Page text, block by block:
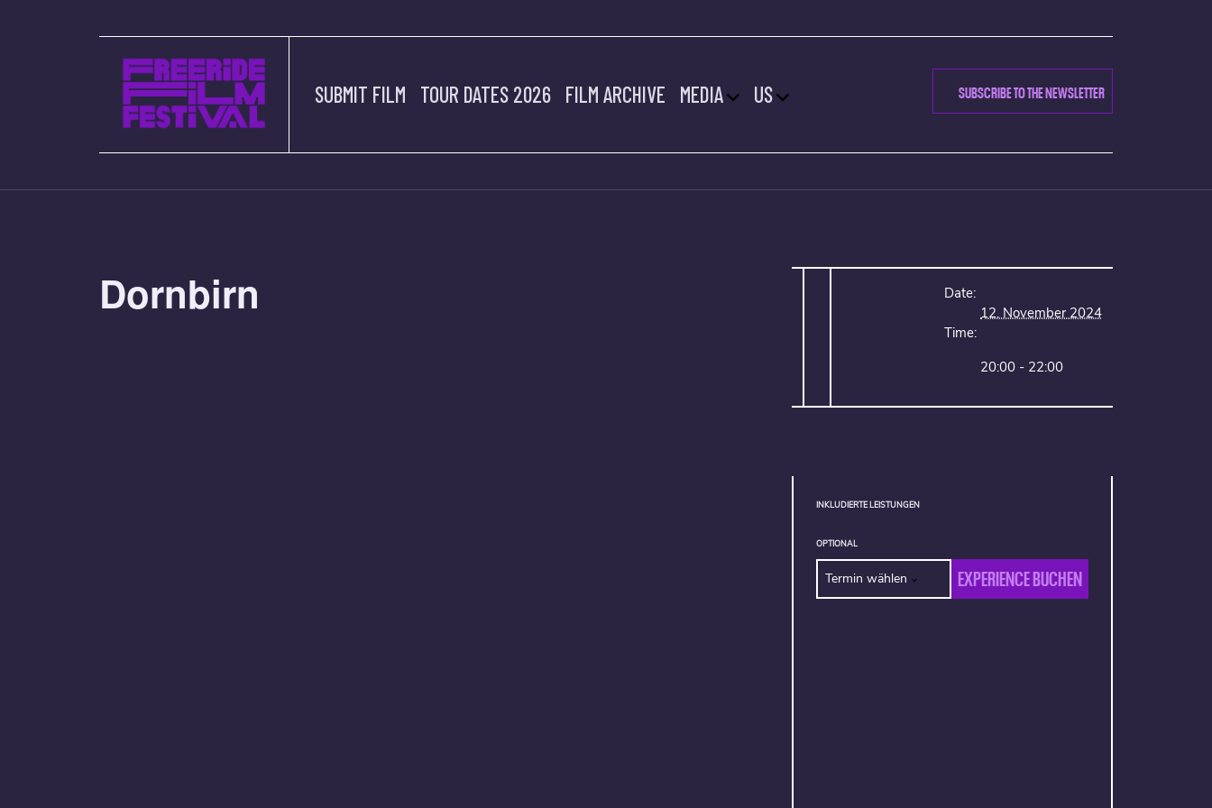
SUBMIT FILM TOUR DATES 2026 FILM ARCHIVE MEDIA US SUBSCRIBE TO THE NEWSLETTER
Dornbirn
Date:
12. November 2024
Time:
20:00 - 22:00
INKLUDIERTE LEISTUNGEN
OPTIONAL
Termin wählen EXPERIENCE BUCHEN